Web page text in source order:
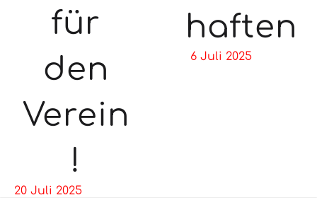
für
den
Verein
!
20 Juli 2025
haften
6 Juli 2025